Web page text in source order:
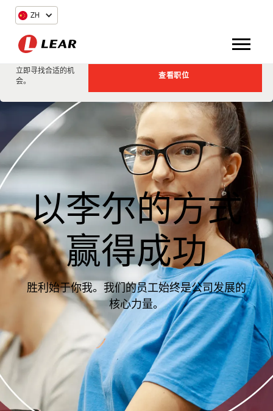
ZH
立即寻找合适的机
会。
查看职位
以李尔的方式
赢得成功
胜利始于你我。我们的员工始终是公司发展的
核心力量。